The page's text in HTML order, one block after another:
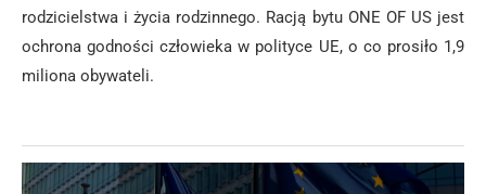
rodzicielstwa i życia rodzinnego. Racją bytu ONE OF US jest
ochrona godności człowieka w polityce UE, o co prosiło 1,9
miliona obywateli.